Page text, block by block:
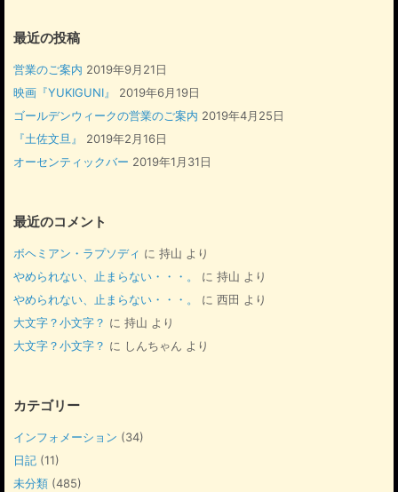
最近の投稿
営業のご案内 2019年9月21日
映画『YUKIGUNI』
2019年6月19日
ゴールデンウィークの営業のご案内 2019年4月25日
『土佐文旦』
2019年2月16日
オーセンティックバー 2019年1月31日
最近のコメント
ボヘミアン・ラプソディ に 持山 より
やめられない、止まらない・・・。
に 持山 より
やめられない、止まらない・・・。
に 西田 より
大文字？小文字？ に 持山 より
大文字？小文字？ に しんちゃん より
カテゴリー
インフォメーション (34)
日記 (11)
未分類 (485)